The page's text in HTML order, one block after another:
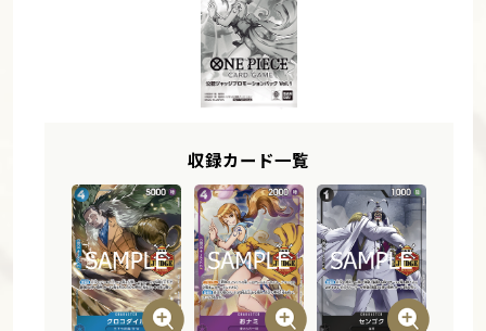
収録カード一覧